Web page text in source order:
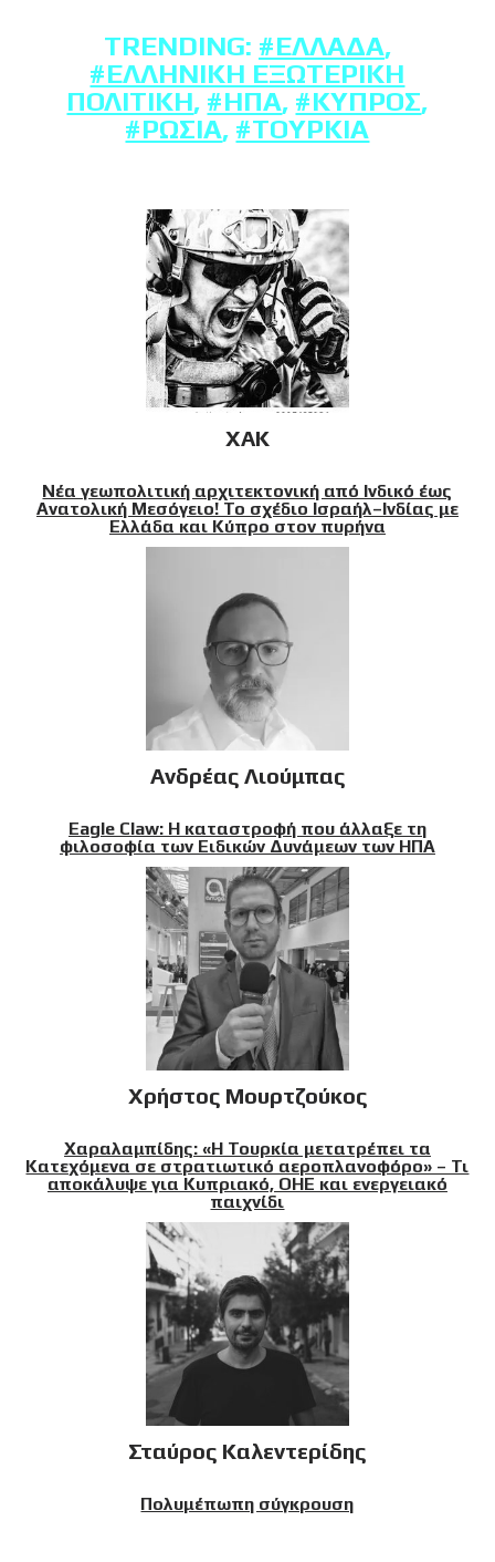
TRENDING: #ΕΛΛΆΔΑ,
#ΕΛΛΗΝΙΚΉ ΕΞΩΤΕΡΙΚΉ
ΠΟΛΙΤΙΚΉ, #ΗΠΑ, #ΚΎΠΡΟΣ,
#ΡΩΣΊΑ, #ΤΟΥΡΚΊΑ
XAK
Νέα γεωπολιτική αρχιτεκτονική από Ινδικό έως
Ανατολική Μεσόγειο! Το σχέδιο Ισραήλ–Ινδίας με
Ελλάδα και Κύπρο στον πυρήνα
Ανδρέας Λιούμπας
Eagle Claw: Η καταστροφή που άλλαξε τη
φιλοσοφία των Ειδικών Δυνάμεων των ΗΠΑ
Χρήστος Μουρτζούκος
Χαραλαμπίδης: «Η Τουρκία μετατρέπει τα
Κατεχόμενα σε στρατιωτικό αεροπλανοφόρο» – Τι
αποκάλυψε για Κυπριακό, ΟΗΕ και ενεργειακό
παιχνίδι
Σταύρος Καλεντερίδης
Πολυμέπωπη σύγκρουση